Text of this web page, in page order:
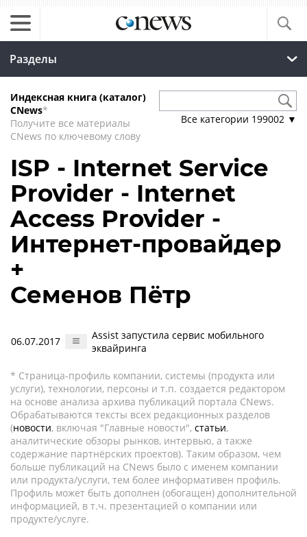
Разделы
Индексная книга (каталог)
CNews*
Получите все материалы
CNews по ключевому слову
Все категории 199002 ▼
ISP - Internet Service
Provider - Internet
Access Provider -
Интернет-провайдер
+
Семенов Пётр
06.07.2017
Assist запустила сервис мобильного
эквайринга
* Страница-профиль компании, системы (продукта или
услуги), технологии, персоны и т.п. создается редактором
на основе анализа архива публикаций портала CNews.
Обрабатываются тексты всех редакционных разделов
(новости, включая "Главные новости", статьи,
аналитические обзоры рынков, интервью, а также
содержание партнёрских проектов). Таким образом, чем
больше публикаций на CNews было с именем компании
или продукта/услуги, тем более информативен профиль.
Профиль может быть дополнен (обогащен) дополнительной
информацией, в т.ч. презентацией о компании или
продукте/услуге.